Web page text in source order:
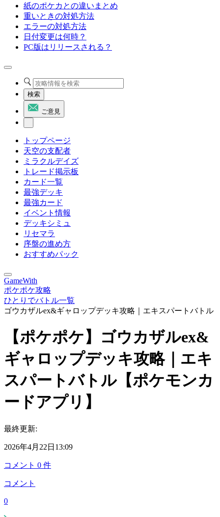
紙のポケカとの違いまとめ
重いときの対処方法
エラーの対処方法
日付変更は何時？
PC版はリリースされる？
検索
ご意見
トップページ
天空の支配者
ミラクルデイズ
トレード掲示板
カード一覧
最強デッキ
最強カード
イベント情報
デッキシミュ
リセマラ
序盤の進め方
おすすめパック
GameWith
ポケポケ攻略
ひとりでバトル一覧
ゴウカザルex&ギャロップデッキ攻略｜エキスパートバトル
【ポケポケ】ゴウカザルex&
ギャロップデッキ攻略｜エキ
スパートバトル【ポケモンカ
ードアプリ】
最終更新:
2026年4月22日13:09
コメント 0 件
コメント
0